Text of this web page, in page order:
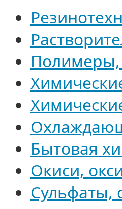
Бытовая
Окиси,
Сульфаты,